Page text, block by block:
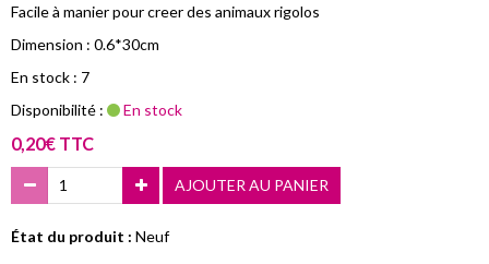
Facile à manier pour creer des animaux rigolos
Dimension : 0.6*30cm
En stock : 7
Disponibilité :
En stock
0,20€ TTC
AJOUTER AU PANIER
État du produit : Neuf